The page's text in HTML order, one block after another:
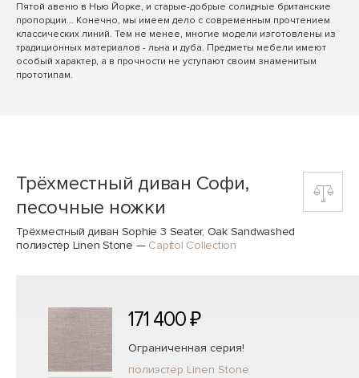
Пятой авеню в Нью Йорке, и старые-добрые солидные британские
пропорции... Конечно, мы имеем дело с современным прочтением
классических линий. Тем не менее, многие модели изготовлены из
традиционных материалов - льна и дуба. Предметы мебели имеют
особый характер, а в прочности не уступают своим знаменитым
прототипам.
Трёхместный диван Софи,
песочные ножки
Трёхместный диван Sophie 3 Seater, Oak Sandwashed
полиэстер Linen Stone — Capitol Collection
171 400 ₽
Ограниченная серия!
полиэстер Linen Stone